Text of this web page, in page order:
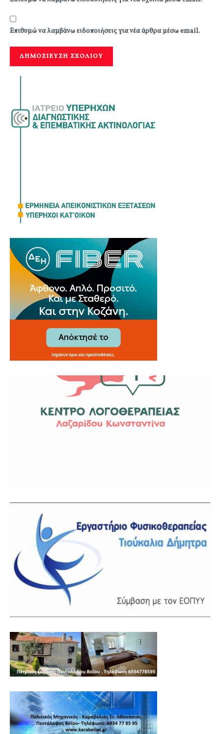
Επιθυμώ να λαμβάνω ειδοποιήσεις για νέα άρθρα μέσω email.